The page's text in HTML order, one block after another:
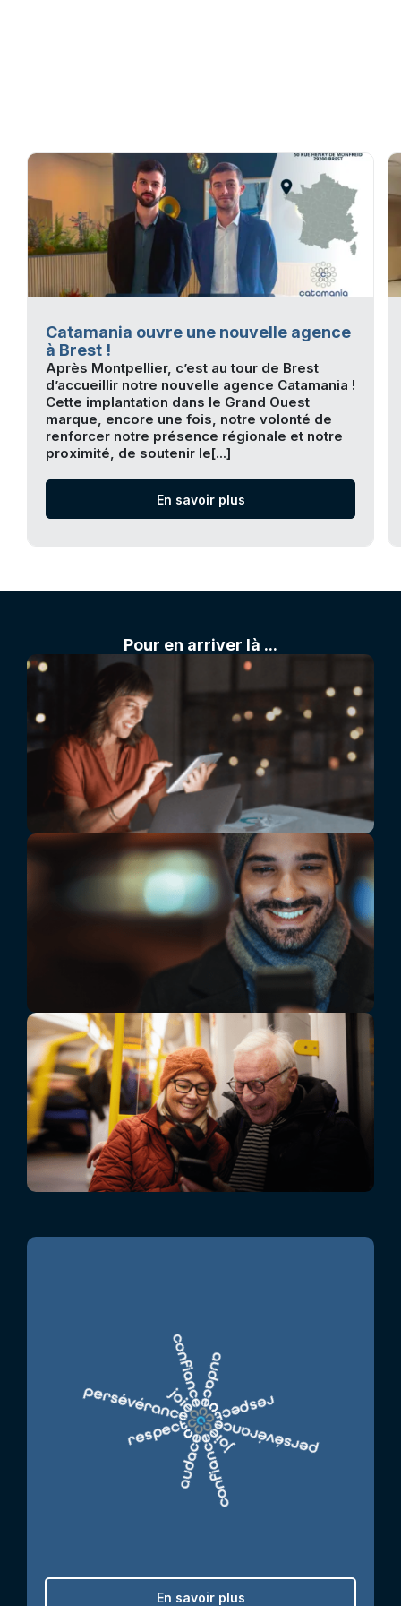
Catamania ouvre une nouvelle agence
à Brest !
Après Montpellier, c’est au tour de Brest
d’accueillir notre nouvelle agence Catamania !
Cette implantation dans le Grand Ouest
marque, encore une fois, notre volonté de
renforcer notre présence régionale et notre
proximité, de soutenir le[...]
En savoir plus
Pour en arriver là ...
En savoir plus